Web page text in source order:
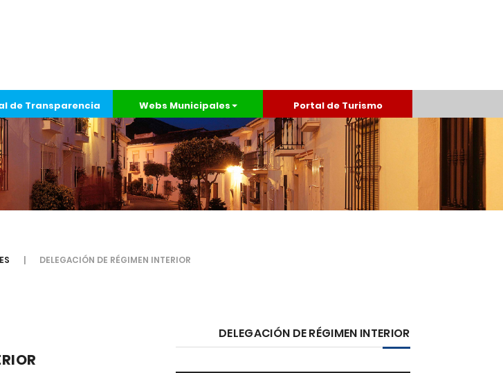
de Transparencia Webs Municipales Portal de Turismo
DELEGACIÓN DE RÉGIMEN INTERIOR
DELEGACIÓN DE RÉGIMEN INTERIOR